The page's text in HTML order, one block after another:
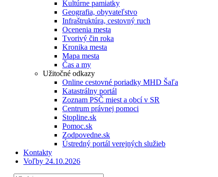
Kultúrne pamiatky
Geografia, obyvateľstvo
Infraštruktúra, cestovný ruch
Ocenenia mesta
Tvorivý čin roka
Kronika mesta
Mapa mesta
Čas a my
Užitočné odkazy
Online cestovné poriadky MHD Šaľa
Katastrálny portál
Zoznam PSČ miest a obcí v SR
Centrum právnej pomoci
Stopline.sk
Pomoc.sk
Zodpovedne.sk
Ústredný portál verejných služieb
Kontakty
Voľby 24.10.2026